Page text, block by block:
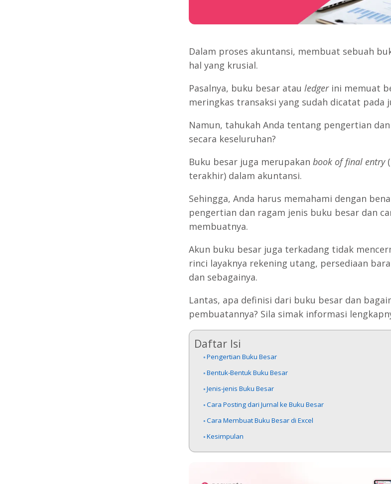
Dalam proses akuntansi, membuat sebuah
hal yang krusial.
Pasalnya, buku besar atau ledgerini memuat
meringkas transaksi yang sudah dicatat pada
Namun, tahukah Anda tentang pengertian
secara keseluruhan?
Buku besar juga merupakan book of final entry
terakhir) dalam akuntansi.
Sehingga, Anda harus memahami dengan
pengertian dan ragam jenis buku besar dan
membuatnya.
Akun buku besar juga terkadang tidak
rinci layaknya rekening utang, persediaan
dan sebagainya.
Lantas, apa definisi dari buku besar dan
pembuatannya? Sila simak informasi
Daftar Isi
Pengertian Buku Besar
Bentuk-Bentuk Buku Besar
Jenis-jenis Buku Besar
Cara Posting dari Jurnal ke Buku Besar
Cara Membuat Buku Besar di Excel
Kesimpulan